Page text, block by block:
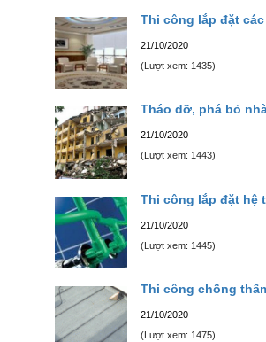
Thi công lắp đặt
21/10/2020
(Lượt xem: 1435)
Tháo dỡ, phá bỏ
21/10/2020
(Lượt xem: 1443)
Thi công lắp đặt hệ
21/10/2020
(Lượt xem: 1445)
Thi công chống
21/10/2020
(Lượt xem: 1475)